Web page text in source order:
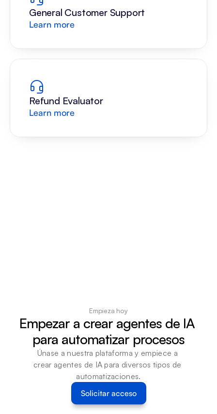
General Customer Support
Learn more
Refund Evaluator
Learn more
Empieza hoy
Empezar a crear agentes de IA
para automatizar procesos
Únase a nuestra plataforma y empiece a
crear agentes de IA para diversos tipos de
automatizaciones.
Solicitar acceso